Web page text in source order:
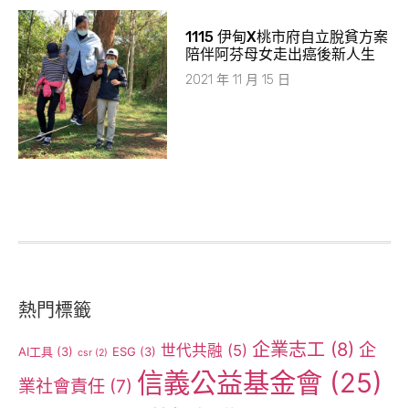
1115 伊甸X桃市府自立脫貧方案
陪伴阿芬母女走出癌後新人生
2021 年 11 月 15 日
熱門標籤
AI工具 (3) csr (2) ESG (3) 世代共融 (5) 企業志工 (8) 企
業社會責任 (7) 信義公益基金會 (25)